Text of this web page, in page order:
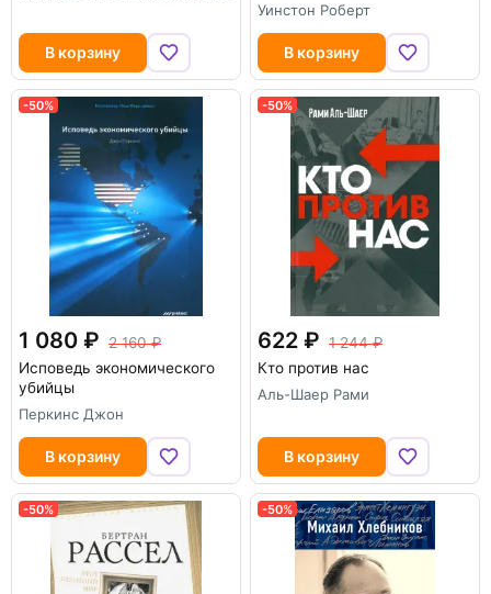
В корзину
Уинстон Роберт
В корзину
-50%
1 080
2 160
Исповедь экономического
убийцы
Перкинс Джон
В корзину
-50%
622
1 244
Кто против нас
Аль-Шаер Рами
В корзину
-50% -50%